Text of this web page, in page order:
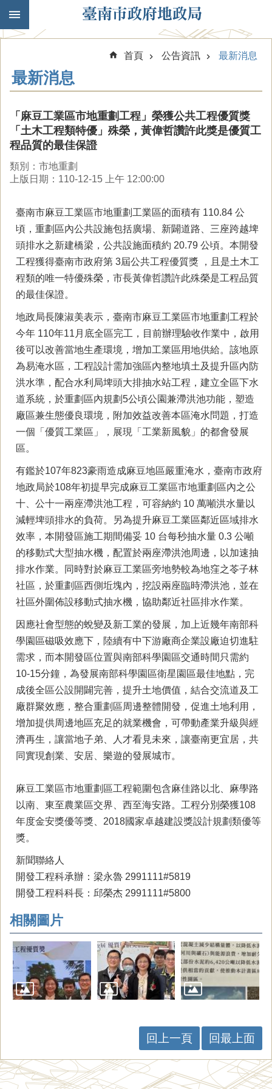
跳到主要內容區塊
首頁 公告資訊 最新消息
最新消息
「麻豆工業區市地重劃工程」榮獲公共工程優質獎
「土木工程類特優」殊榮，黃偉哲讚許此獎是優質工
程品質的最佳保證
類別：市地重劃
上版日期：110-12-15 上午 12:00:00
臺南市麻豆工業區市地重劃工業區的面積有 110.84 公
頃，重劃區內公共設施包括廣場、新闢道路、三座跨越埤
頭排水之新建橋梁，公共設施面積約 20.79 公頃。本開發
工程獲得臺南市政府第 3屆公共工程優質獎 ，且是土木工
程類的唯一特優殊榮，市長黃偉哲讚許此殊榮是工程品質
的最佳保證。
地政局長陳淑美表示，臺南市麻豆工業區市地重劃工程於
今年 110年11月底全區完工，目前辦理驗收作業中，啟用
後可以改善當地生產環境，增加工業區用地供給。該地原
為易淹水區，工程設計需加強區內整地填土及提升區內防
洪水準，配合水利局埤頭大排抽水站工程，建立全區下水
道系統，於重劃區內規劃5公頃公園兼滯洪池功能，塑造
廠區兼生態優良環境，附加效益改善本區淹水問題，打造
一個「優質工業區」，展現「工業新風貌」的都會發展
區。
有鑑於107年823豪雨造成麻豆地區嚴重淹水，臺南市政府
地政局於108年初提早完成麻豆工業區市地重劃區內之公
十、公十一兩座滯洪池工程，可容納約 10 萬噸洪水量以
減輕埤頭排水的負荷。另為提升麻豆工業區鄰近區域排水
效率，本開發區施工期間備妥 10 台每秒抽水量 0.3 公噸
的移動式大型抽水機，配置於兩座滯洪池周邊，以加速抽
排水作業。同時對於麻豆工業區旁地勢較為地窪之苓子林
社區，於重劃區西側坵塊內，挖設兩座臨時滯洪池，並在
社區外圍佈設移動式抽水機，協助鄰近社區排水作業。
因應社會型態的蛻變及新工業的發展，加上近幾年南部科
學園區磁吸效應下，陸續有中下游廠商企業設廠迫切進駐
需求，而本開發區位置與南部科學園區交通時間只需約
10-15分鐘，為發展南部科學園區衛星園區最佳地點，完
成後全區公設開闢完善，提升土地價值，結合交流道及工
廠群聚效應，整合重劃區周邊整體開發，促進土地利用，
增加提供周邊地區充足的就業機會，可帶動產業升級與經
濟再生，讓當地子弟、人才看見未來，讓臺南更宜居，共
同實現創業、安居、樂遊的發展城市。
麻豆工業區市地重劃區工程範圍包含麻佳路以北、麻學路
以南、東至農業區交界、西至海安路。工程分別榮獲108
年度金安獎優等獎、2018國家卓越建設獎設計規劃類優等
獎。
新聞聯絡人
開發工程科承辦：梁永魯 2991111#5819
開發工程科科長：邱榮杰 2991111#5800
相關圖片
回上一頁 回最上面